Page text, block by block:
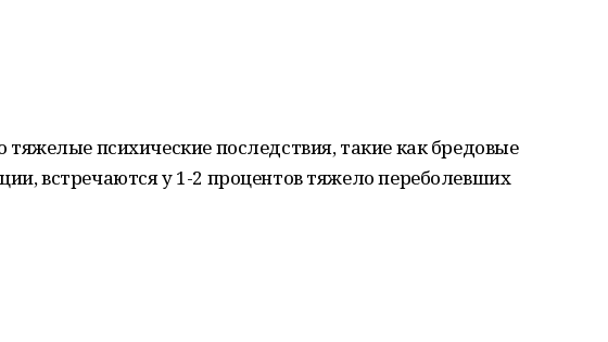
тяжелые психические последствия, такие как бредовые
встречаются у 1-2 процентов тяжело переболевших